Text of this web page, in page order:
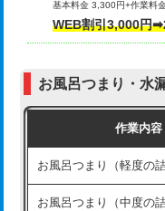
交換・取付（タンク）
交換・取付（普通便座
交換・取付（温水洗浄便
交換・取付(単水栓（壁
式）)
基本料金 3,300円+作業料
WEB割引3,000円
お風呂つまり・水
作業内容
お風呂つまり（軽度の詰
お風呂つまり（中度の詰